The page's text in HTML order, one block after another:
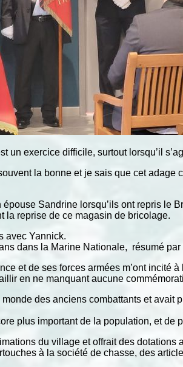
un exercice difficile, surtout lorsqu’il
la bonne et je sais que cet
Sandrine lorsqu’ils ont repris le
la reprise de ce magasin de bricolage.
avec Yannick.
ans dans la Marine Nationale, résumé
et de ses forces armées m’ont incité
en ne manquant aucune
monde des anciens combattants et
plus important de la population, et de
du village et offrait des
à la société de chasse, des